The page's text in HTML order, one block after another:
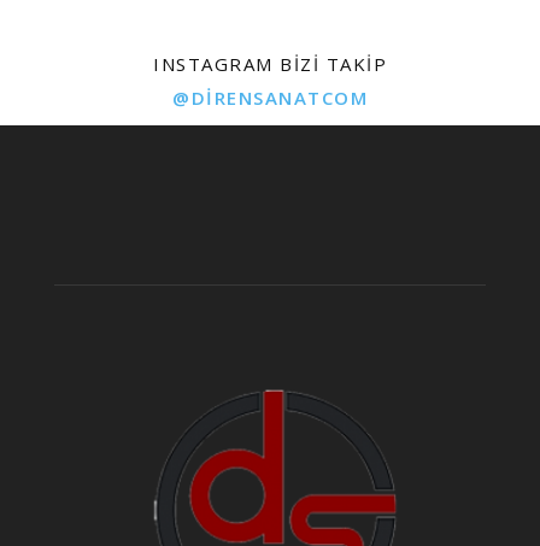
INSTAGRAM BIZI TAKIP
@DIRENSANATCOM